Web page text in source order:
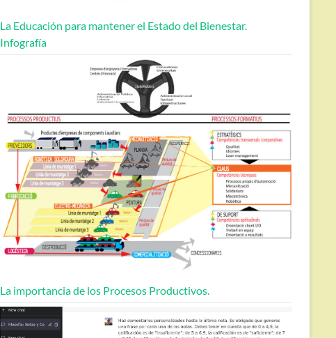
La Educación para mantener el Estado del Bienestar.
Infografía
La importancia de los Procesos Productivos.